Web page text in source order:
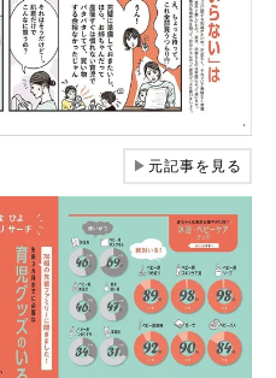
▶元記事を見る